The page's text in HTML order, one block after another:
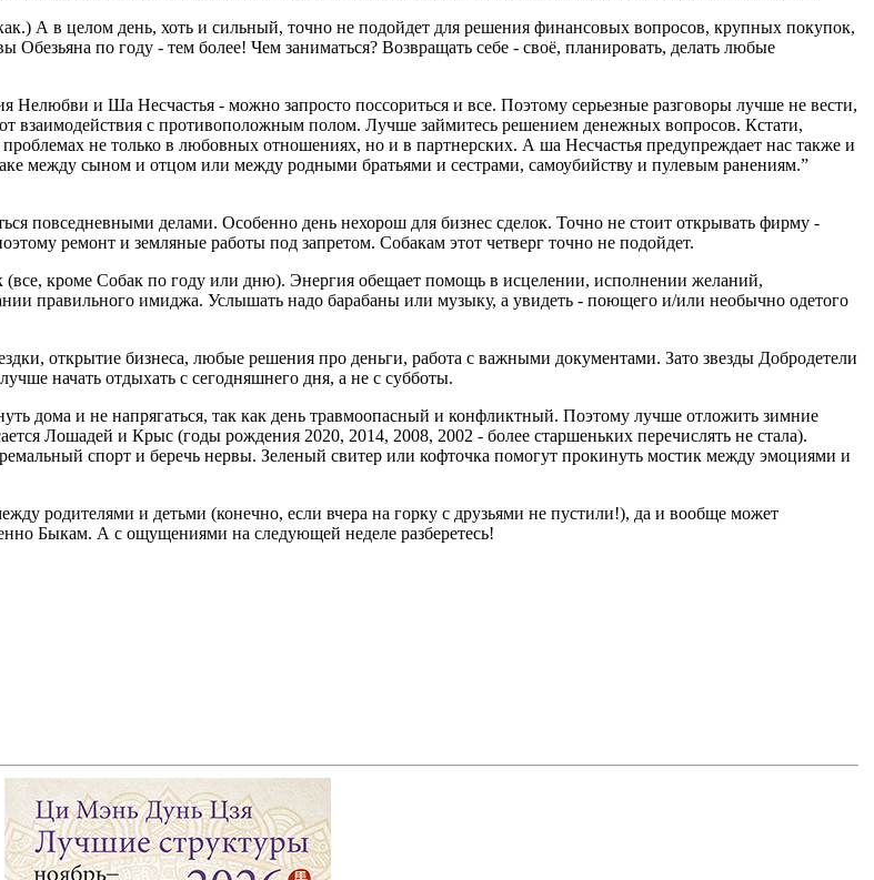
А в целом день, хоть и сильный, точно не подойдет для решения финансовых вопросов, крупных покупок,
по году - тем более! Чем заниматься? Возвращать себе - своё, планировать, делать любые
Нелюбви и Ша Несчастья - можно запросто поссориться и все. Поэтому серьезные разговоры лучше не вести,
взаимодействия с противоположным полом. Лучше займитесь решением денежных вопросов. Кстати,
не только в любовных отношениях, но и в партнерских. А ша Несчастья предупреждает нас также и
между сыном и отцом или между родными братьями и сестрами, самоубийству и пулевым ранениям.”
повседневными делами. Особенно день нехорош для бизнес сделок. Точно не стоит открывать фирму -
ремонт и земляные работы под запретом. Собакам этот четверг точно не подойдет.
(все, кроме Собак по году или дню). Энергия обещает помощь в исцелении, исполнении желаний,
правильного имиджа. Услышать надо барабаны или музыку, а увидеть - поющего и/или необычно одетого
открытие бизнеса, любые решения про деньги, работа с важными документами. Зато звезды Добродетели
начать отдыхать с сегодняшнего дня, а не с субботы.
дома и не напрягаться, так как день травмоопасный и конфликтный. Поэтому лучше отложить зимние
Лошадей и Крыс (годы рождения 2020, 2014, 2008, 2002 - более старшеньких перечислять не стала).
спорт и беречь нервы. Зеленый свитер или кофточка помогут прокинуть мостик между эмоциями и
родителями и детьми (конечно, если вчера на горку с друзьями не пустили!), да и вообще может
Быкам. А с ощущениями на следующей неделе разберетесь!